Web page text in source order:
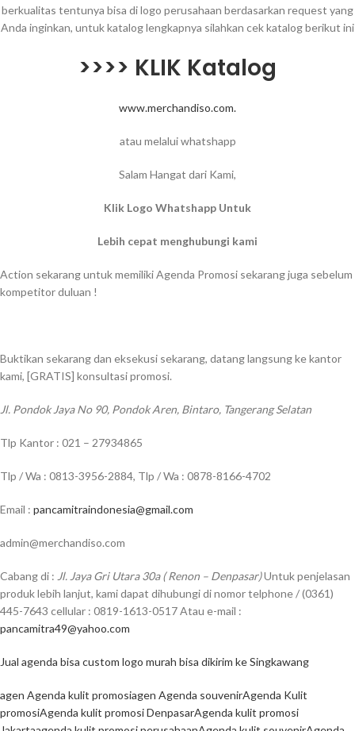
berkualitas tentunya bisa di logo perusahaan berdasarkan request yang
Anda inginkan, untuk katalog lengkapnya silahkan cek katalog berikut ini
>>>> KLIK Katalog
www.merchandiso.com.
atau melalui whatshapp
Salam Hangat dari Kami,
Klik Logo Whatshapp Untuk
Lebih cepat menghubungi kami
Action sekarang untuk memiliki Agenda Promosi sekarang juga sebelum
kompetitor duluan !
Buktikan sekarang dan eksekusi sekarang, datang langsung ke kantor
kami, [GRATIS] konsultasi promosi.
Jl. Pondok Jaya No 90, Pondok Aren, Bintaro, Tangerang Selatan
Tlp Kantor : 021 – 27934865
Tlp / Wa : 0813-3956-2884, Tlp / Wa : 0878-8166-4702
Email : pancamitraindonesia@gmail.com
admin@merchandiso.com
Cabang di : Jl. Jaya Gri Utara 30a ( Renon – Denpasar)Untuk penjelasan
produk lebih lanjut, kami dapat dihubungi di nomor telphone / (0361)
445-7643 cellular : 0819-1613-0517 Atau e-mail :
pancamitra49@yahoo.com
Jual agenda bisa custom logo murah bisa dikirim ke Singkawang
agen Agenda kulit promosiagen Agenda souvenirAgenda Kulit
promosiAgenda kulit promosi DenpasarAgenda kulit promosi